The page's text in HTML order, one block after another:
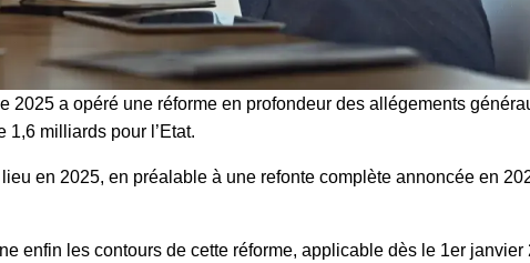
2025 a opéré une réforme en profondeur des allégements
1,6 milliards pour l’Etat.
en 2025, en préalable à une refonte complète annoncée en
enfin les contours de cette réforme, applicable dès le 1er